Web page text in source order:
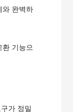
와 완벽하
기능으
가 정밀